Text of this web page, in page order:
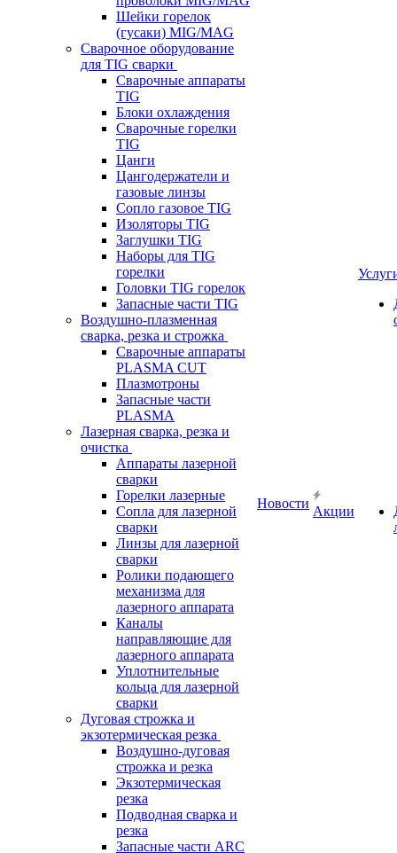
Шейки горелок
(гусаки) MIG/MAG
Сварочное оборудование
для TIG сварки
Сварочные аппараты
TIG
Блоки охлаждения
Сварочные горелки
TIG
Цанги
Цангодержатели и
газовые линзы
Сопло газовое TIG
Изоляторы TIG
Заглушки TIG
Наборы для TIG
горелки
Головки TIG горелок
Запасные части TIG
Воздушно-плазменная
сварка, резка и строжка
Сварочные аппараты
PLASMA CUT
Плазмотроны
Запасные части
PLASMA
Лазерная сварка, резка и
очистка
Аппараты лазерной
сварки
Горелки лазерные
Сопла для лазерной
сварки
Линзы для лазерной
сварки
Ролики подающего
механизма для
лазерного аппарата
Каналы
направляющие для
лазерного аппарата
Уплотнительные
кольца для лазерной
сварки
Дуговая строжка и
экзотермическая резка
Воздушно-дуговая
строжка и резка
Экзотермическая
резка
Подводная сварка и
резка
Запасные части ARC
Новости
Акции